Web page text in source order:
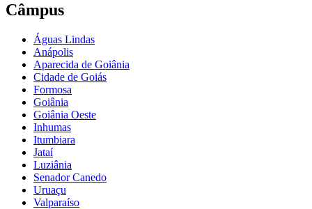
Câmpus
Águas Lindas
Anápolis
Aparecida de Goiânia
Cidade de Goiás
Formosa
Goiânia
Goiânia Oeste
Inhumas
Itumbiara
Jataí
Luziânia
Senador Canedo
Uruaçu
Valparaíso